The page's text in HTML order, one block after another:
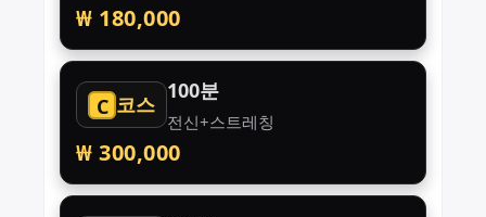
₩ 180,000
C 코스
100분
전신+스트레칭
₩ 300,000